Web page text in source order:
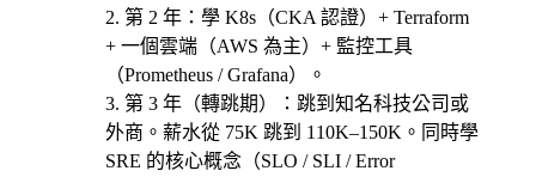
第 2 年 ：學 K8s（CKA 認證）+ Terraform
+ 一個雲端（AWS 為主）+ 監控工具
（Prometheus / Grafana）。
第 3 年（轉跳期）
：跳到知名科技公司或
外商。薪水從 75K 跳到 110K–150K。同時學
SRE 的核心概念（SLO / SLI / Error